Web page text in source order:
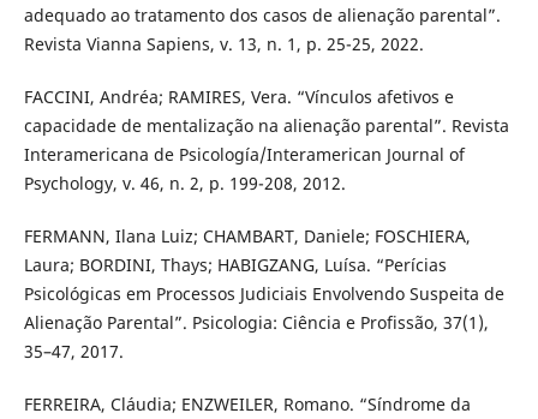
adequado ao tratamento dos casos de alienação parental”.
Revista Vianna Sapiens, v. 13, n. 1, p. 25-25, 2022.
FACCINI, Andréa; RAMIRES, Vera. “Vínculos afetivos e
capacidade de mentalização na alienação parental”. Revista
Interamericana de Psicología/Interamerican Journal of
Psychology, v. 46, n. 2, p. 199-208, 2012.
FERMANN, Ilana Luiz; CHAMBART, Daniele; FOSCHIERA,
Laura; BORDINI, Thays; HABIGZANG, Luísa. “Perícias
Psicológicas em Processos Judiciais Envolvendo Suspeita de
Alienação Parental”. Psicologia: Ciência e Profissão, 37(1),
35–47, 2017.
FERREIRA, Cláudia; ENZWEILER, Romano. “Síndrome da